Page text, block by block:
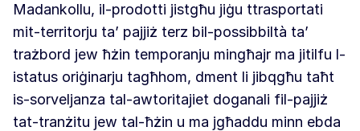
Madankollu, il-prodotti jistgħu jiġu ttrasportati
mit-territorju ta’ pajjiż terz bil-possibbiltà ta’
trażbord jew ħżin temporanju mingħajr ma jitilfu l-
istatus oriġinarju tagħhom, dment li jibqgħu taħt
is-sorveljanza tal-awtoritajiet doganali fil-pajjiż
tat-tranżitu jew tal-ħżin u ma jgħaddu minn ebda